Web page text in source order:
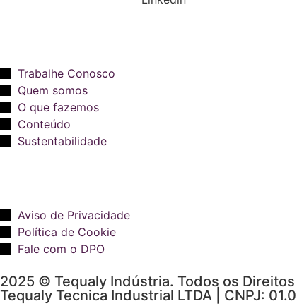
Trabalhe Conosco
Quem somos
O que fazemos
Conteúdo
Sustentabilidade
Aviso de Privacidade
Política de Cookie
Fale com o DPO
2025 © Tequaly Indústria. Todos os
Tequaly Tecnica Industrial LTDA | CNPJ: